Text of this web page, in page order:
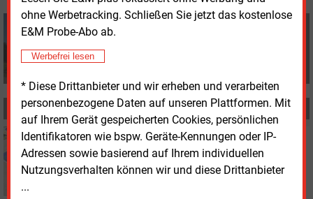
ohne Werbetracking. Schließen Sie jetzt das kostenlose
E&M Probe-Abo ab.
Werbefrei lesen
* Diese Drittanbieter und wir erheben und verarbeiten
personenbezogene Daten auf unseren Plattformen. Mit
auf Ihrem Gerät gespeicherten Cookies, persönlichen
Identifikatoren wie bspw. Geräte-Kennungen oder IP-
Adressen sowie basierend auf Ihrem individuellen
Nutzungsverhalten können wir und diese Drittanbieter
...
Volker Stephan
MEHR ZUM THEMA
Mittwoch, 8.07.2026, 17:46
VERTRIEB
EnBW senkt im Sommer die Ladepreise für E-Autos